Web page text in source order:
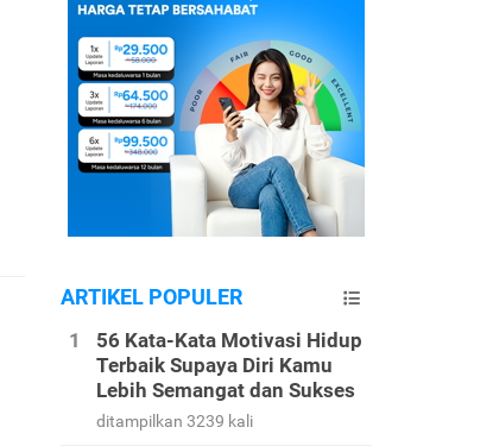
ARTIKEL POPULER
56 Kata-Kata Motivasi Hidup
Terbaik Supaya Diri Kamu
Lebih Semangat dan Sukses
ditampilkan 3239 kali